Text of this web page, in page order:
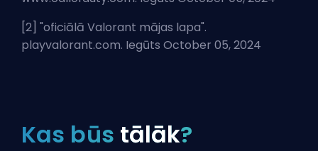
[2] "oficiālā Valorant mājas lapa".
playvalorant.com. Iegūts October 05, 2024
Kas būs tālāk?